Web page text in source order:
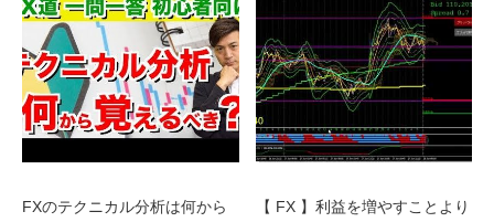
FXのテクニカル分析は何から
【 FX 】利益を増やすことより